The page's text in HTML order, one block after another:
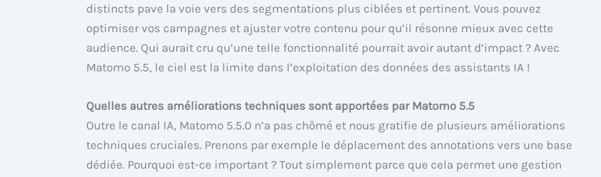
distincts pave la voie vers des segmentations plus ciblées et pertinent. Vous pouvez
optimiser vos campagnes et ajuster votre contenu pour qu’il résonne mieux avec cette
audience. Qui aurait cru qu’une telle fonctionnalité pourrait avoir autant d’impact ? Avec
Matomo 5.5, le ciel est la limite dans l’exploitation des données des assistants IA !
Quelles autres améliorations techniques sont apportées par Matomo 5.5
Outre le canal IA, Matomo 5.5.0 n’a pas chômé et nous gratifie de plusieurs améliorations
techniques cruciales. Prenons par exemple le déplacement des annotations vers une base
dédiée. Pourquoi est-ce important ? Tout simplement parce que cela permet une gestion